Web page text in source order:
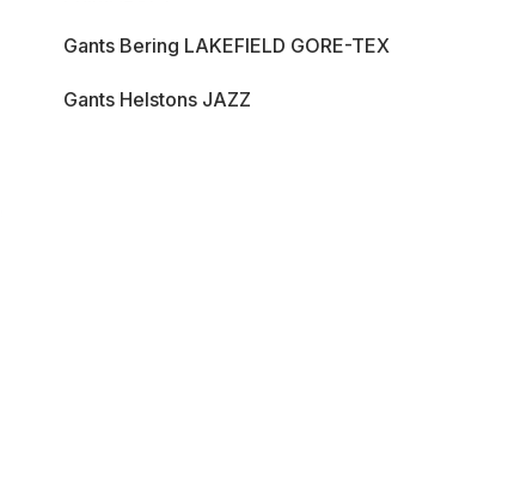
Gants Bering LAKEFIELD GORE-TEX
Gants Helstons JAZZ